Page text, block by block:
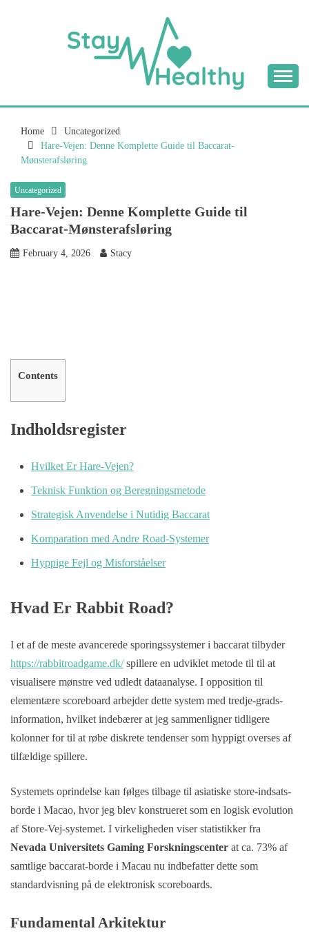
STAY HEALTHY
BLOG
Home
Uncategorized
Hare-Vejen: Denne Komplette Guide til Baccarat-
Mønsterafsløring
Uncategorized
Hare-Vejen: Denne Komplette Guide til
Baccarat-Mønsterafsløring
February 4, 2026 Stacy
Contents
Indholdsregister
Hvilket Er Hare-Vejen?
Teknisk Funktion og Beregningsmetode
Strategisk Anvendelse i Nutidig Baccarat
Komparation med Andre Road-Systemer
Hyppige Fejl og Misforståelser
Hvad Er Rabbit Road?
I et af de meste avancerede sporingssystemer i baccarat tilbyder
https://rabbitroadgame.dk/spillere en udviklet metode til til at
visualisere mønstre ved udledt dataanalyse. I opposition til
elementære scoreboard arbejder dette system med tredje-grads-
information, hvilket indebærer at jeg sammenligner tidligere
kolonner for til at røbe diskrete tendenser som hyppigt overses af
tilfældige spillere.
Systemets oprindelse kan følges tilbage til asiatiske store-indsats-
borde i Macao, hvor jeg blev konstrueret som en logisk evolution
af Store-Vej-systemet. I virkeligheden viser statistikker fra
Nevada Universitets Gaming Forskningscenter at ca. 73% af
samtlige baccarat-borde i Macau nu indbefatter dette som
standardvisning på de elektronisk scoreboards.
Fundamental Arkitektur